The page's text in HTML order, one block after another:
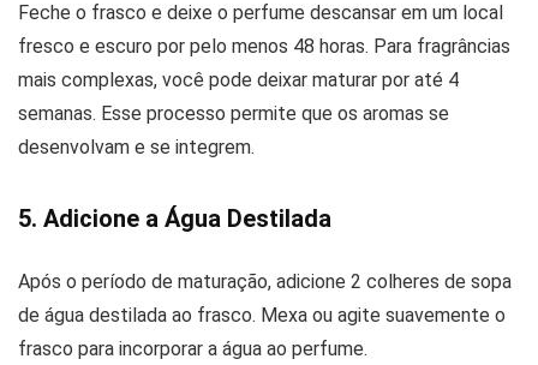
Feche o frasco e deixe o perfume descansar em um local
fresco e escuro por pelo menos 48 horas. Para fragrâncias
mais complexas, você pode deixar maturar por até 4
semanas. Esse processo permite que os aromas se
desenvolvam e se integrem.
5. Adicione a Água Destilada
Após o período de maturação, adicione 2 colheres de sopa
de água destilada ao frasco. Mexa ou agite suavemente o
frasco para incorporar a água ao perfume.